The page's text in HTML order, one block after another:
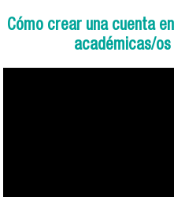
Cómo crear una cuenta
académicas/